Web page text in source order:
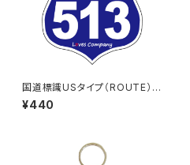
国道標識USタイプ（ROUTE）ス
テッカー 513号線
¥440